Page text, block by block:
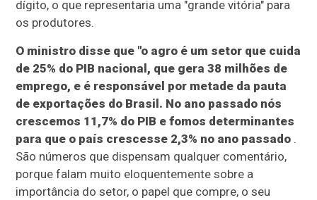
dígito, o que representaria uma "grande vitória" para
os produtores.
O ministro disse que "o agro é um setor que cuida
de 25% do PIB nacional, que gera 38 milhões de
emprego, e é responsável por metade da pauta
de exportações do Brasil. No ano passado nós
crescemos 11,7% do PIB e fomos determinantes
para que o país crescesse 2,3% no ano passado .
São números que dispensam qualquer comentário,
porque falam muito eloquentemente sobre a
importância do setor, o papel que compre, o seu